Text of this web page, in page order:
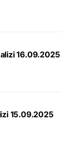
16.09.2025
15.09.2025